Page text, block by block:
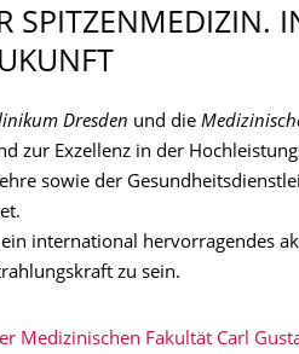
SPITZENMEDIZIN.
Dresden und die
zur Exzellenz in der
sowie der
ein international hervorragendes
zu sein.
Medizinischen Fakultät Carl